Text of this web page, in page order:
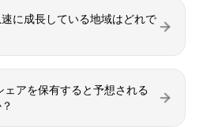
に成長している地域はどれで
アを保有すると予想される